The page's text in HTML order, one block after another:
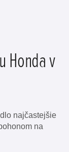
Honda v
najčastejšie
na